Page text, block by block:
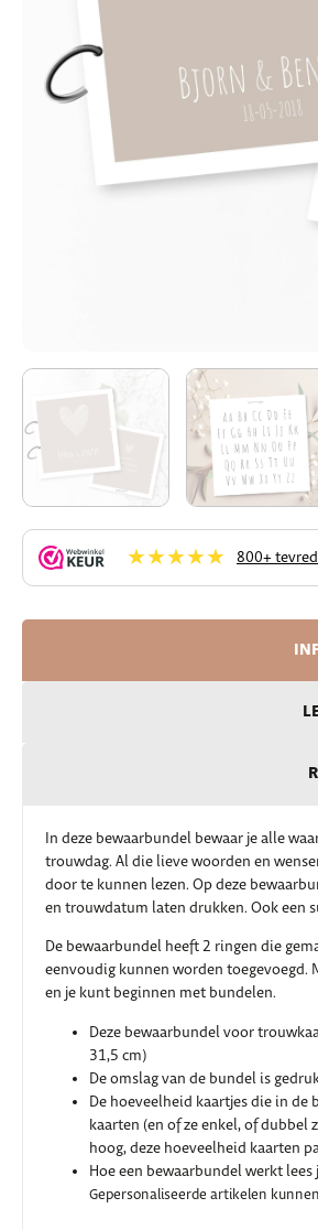
★★★★★ 800+
In deze bewaarbundel bewaar je alle
trouwdag. Al die lieve woorden en
door te kunnen lezen. Op deze
en trouwdatum laten drukken. Ook een
De bewaarbundel heeft 2 ringen die
eenvoudig kunnen worden toegevoegd.
en je kunt beginnen met bundelen.
Deze bewaarbundel voor
31,5 cm)
De omslag van de bundel is
De hoeveelheid kaartjes die in
kaarten (en of ze enkel, of dubbel
hoog, deze hoeveelheid kaarten
Hoe een bewaarbundel werkt lees
Gepersonaliseerde artikelen